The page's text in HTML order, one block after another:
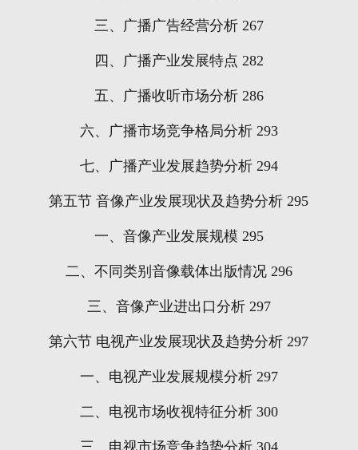
三、广播广告经营分析267
四、广播产业发展特点 282
五、广播收听市场分析286
六、广播市场竞争格局分析293
七、广播产业发展趋势分析294
第五节 音像产业发展现状及趋势分析 295
一、音像产业发展规模 295
二、不同类别音像载体出版情况296
三、音像产业进出口分析297
第六节 电视产业发展现状及趋势分析 297
一、电视产业发展规模分析297
二、电视市场收视特征分析300